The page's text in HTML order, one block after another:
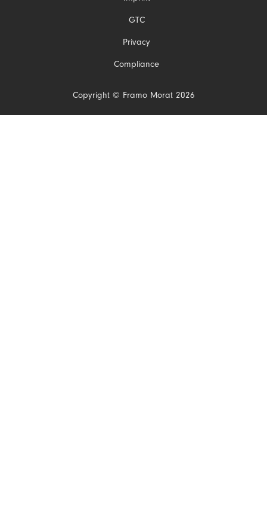
Copyright © Framo Morat 2026
GTC
Privacy
Compliance